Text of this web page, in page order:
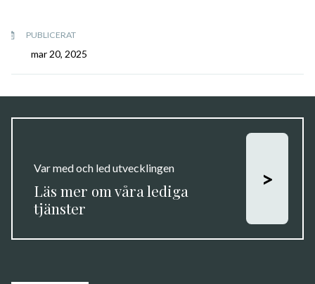
PUBLICERAT
mar 20, 2025
Var med och led utvecklingen
Läs mer om våra lediga
tjänster
>